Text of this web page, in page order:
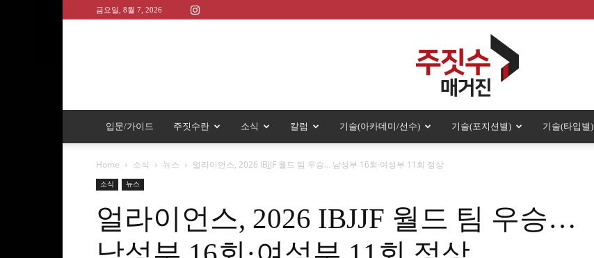
금요일, 8월 7, 2026
주
짓
입문/가이드 주짓수란 소식 칼럼 기술(아카데미/선수) 기술(포지션별) 기술(타입별)
Home 소식 뉴스 얼라이언스, 2026 IBJJF 월드 팀 우승… 남성부 16회·여성부 11회 정상
소식 뉴스
얼라이언스, 2026 IBJJF 월드 팀 우승…